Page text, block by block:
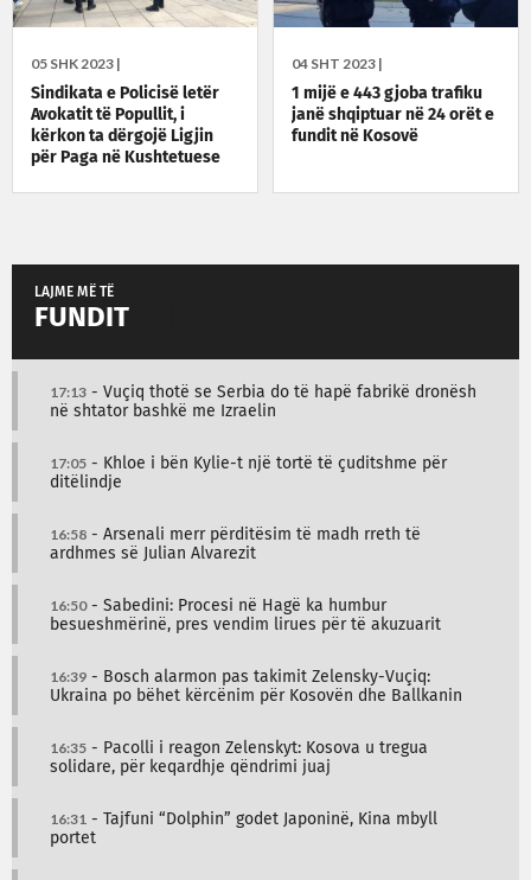
04 SHT 2023 |
1 mijë e 443 gjoba trafiku
janë shqiptuar në 24 orët e
fundit në Kosovë
05 SHK 2023 |
Sindikata e Policisë letër
Avokatit të Popullit, i
kërkon ta dërgojë Ligjin
për Paga në Kushtetuese
LAJME MË TË
FUNDIT
17:13 - Vuçiq thotë se Serbia do të hapë fabrikë dronësh
në shtator bashkë me Izraelin
17:05 - Khloe i bën Kylie-t një tortë të çuditshme për
ditëlindje
16:58 - Arsenali merr përditësim të madh rreth të
ardhmes së Julian Alvarezit
16:50- Sabedini: Procesi në Hagë ka humbur
besueshmërinë, pres vendim lirues për të akuzuarit
16:39 - Bosch alarmon pas takimit Zelensky-Vuçiq:
Ukraina po bëhet kërcënim për Kosovën dhe Ballkanin
16:35 - Pacolli i reagon Zelenskyt: Kosova u tregua
solidare, për keqardhje qëndrimi juaj
16:31 - Tajfuni “Dolphin” godet Japoninë, Kina mbyll
portet